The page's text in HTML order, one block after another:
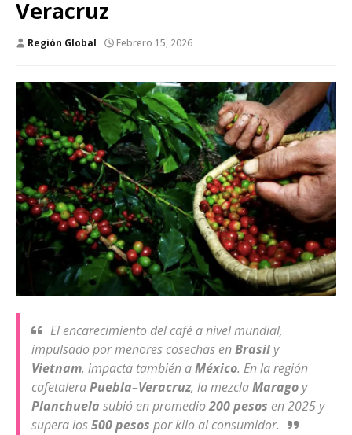
Veracruz
Región Global Febrero 15, 2026
El encarecimiento del café a nivel mundial,
impulsado por menores cosechas enBrasil y
Vietnam, impacta también aMéxico. En la región
cafetaleraPuebla–Veracruz, la mezclaMarago y
Planchuela subió en promedio200 pesos en 2025 y
supera los500 pesos por kilo al consumidor.